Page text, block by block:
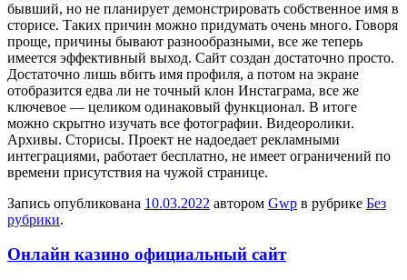
бывший, но не планирует демонстрировать собственное имя в
сторисе. Таких причин можно придумать очень много. Говоря
проще, причины бывают разнообразными, все же теперь
имеется эффективный выход. Сайт создан достаточно просто.
Достаточно лишь вбить имя профиля, а потом на экране
отобразится едва ли не точный клон Инстаграма, все же
ключевое — целиком одинаковый функционал. В итоге
можно скрытно изучать все фотографии. Видеоролики.
Архивы. Сторисы. Проект не надоедает рекламными
интеграциями, работает бесплатно, не имеет ограничений по
времени присутствия на чужой странице.
Запись опубликована 10.03.2022 автором Gwp в рубрике Без
рубрики.
Онлайн казино официальный сайт